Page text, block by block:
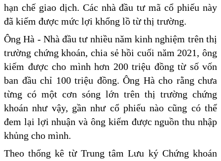
hạn chế giao dịch. Các nhà đầu tư mã cổ phiếu này
đã kiếm được mức lợi khổng lồ từ thị trường.
Ông Hà - Nhà đầu tư nhiều năm kinh nghiệm trên thị
trường chứng khoán, chia sẻ hồi cuối năm 2021, ông
kiếm được cho mình hơn 200 triệu đồng từ số vốn
ban đầu chỉ 100 triệu đồng. Ông Hà cho rằng chưa
từng có một cơn sóng lớn trên thị trường chứng
khoán như vậy, gần như cổ phiếu nào cũng có thể
đem lại lợi nhuận và ông kiếm được nguồn thu nhập
khủng cho mình.
Theo thống kê từ Trung tâm Lưu ký Chứng khoán